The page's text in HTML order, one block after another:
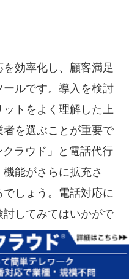
効率化し、顧客満足
ルです。導入を検討
トをよく理解した上
を選ぶことが重要で
ラウド」と電話代行
能がさらに拡充さ
しょう。電話対応に
してみてはいかがで
電話代行